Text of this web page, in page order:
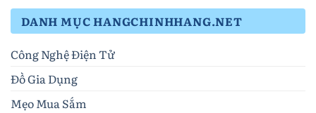
DANH MỤC HANGCHINHHANG.NET
Công Nghệ Điện Tử
Đồ Gia Dụng
Mẹo Mua Sắm